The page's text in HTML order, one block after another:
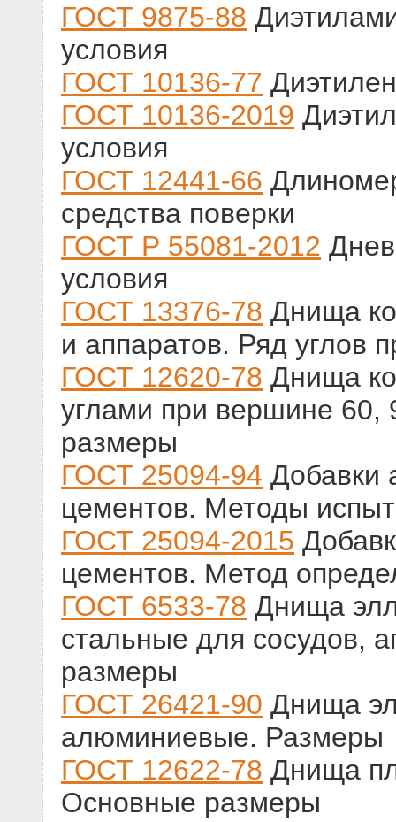
ГОСТ 9875-88
условия
ГОСТ 10136-77
ГОСТ 10136-2019
условия
ГОСТ 12441-66
средства поверки
ГОСТ Р 55081-2012
условия
ГОСТ 13376-78 Днища
и аппаратов. Ряд углов
ГОСТ 12620-78 Днища
углами при вершине 60,
размеры
ГОСТ 25094-94 Добавки
цементов. Методы
ГОСТ 25094-2015
цементов. Метод
ГОСТ 6533-78 Днища
стальные для сосудов,
размеры
ГОСТ 26421-90 Днища
алюминиевые. Размеры
ГОСТ 12622-78 Днища
Основные размеры